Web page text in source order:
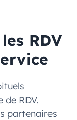
RDV
RDV.
partenaires